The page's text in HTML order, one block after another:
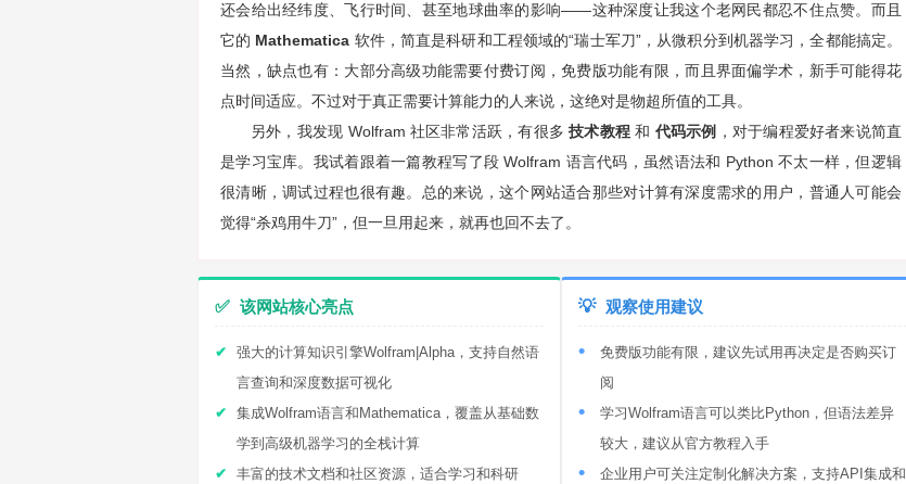
还会给出经纬度、飞行时间、甚至地球曲率的影响——这种深度让我这个老网民都忍不住点赞。而且
它的 Mathematica 软件，简直是科研和工程领域的“瑞士军刀”，从微积分到机器学习，全都能搞定。
当然，缺点也有：大部分高级功能需要付费订阅，免费版功能有限，而且界面偏学术，新手可能得花
点时间适应。不过对于真正需要计算能力的人来说，这绝对是物超所值的工具。
另外，我发现 Wolfram 社区非常活跃，有很多技术教程 和 代码示例 ，对于编程爱好者来说简直
是学习宝库。我试着跟着一篇教程写了段 Wolfram 语言代码，虽然语法和 Python 不太一样，但逻辑
很清晰，调试过程也很有趣。总的来说，这个网站适合那些对计算有深度需求的用户，普通人可能会
觉得“杀鸡用牛刀”，但一旦用起来，就再也回不去了。
✅ 该网站核心亮点
强大的计算知识引擎Wolfram|Alpha，支持自然语
言查询和深度数据可视化
集成Wolfram语言和Mathematica，覆盖从基础数
学到高级机器学习的全栈计算
丰富的技术文档和社区资源，适合学习和科研
💡 观察使用建议
免费版功能有限，建议先试用再决定是否购买订
阅
学习Wolfram语言可以类比Python，但语法差异
较大，建议从官方教程入手
企业用户可关注定制化解决方案，支持API集成和